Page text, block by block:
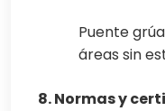
Puente
áreas sin
8. Normas y